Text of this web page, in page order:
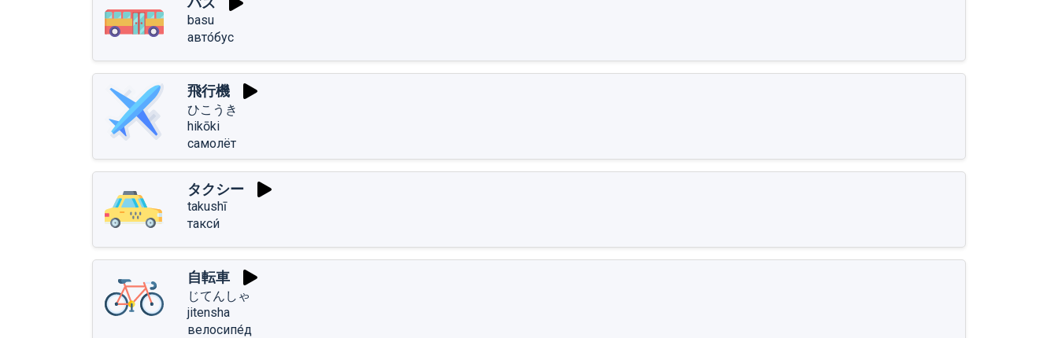
basu
авто́бус
飛行機
ひこうき
hikōki
самолёт
タクシー
takushī
такси́
自転車
じてんしゃ
jitensha
велосипе́д